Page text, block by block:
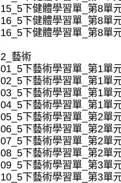
15_5下健體學習單_第8單
16_5下健體學習單_第8單
16_5下健體學習單_第8單
2_藝術
01_5下藝術學習單_第1單
02_5下藝術學習單_第1單
03_5下藝術學習單_第1單
04_5下藝術學習單_第1單
05_5下藝術學習單_第2單
06_5下藝術學習單_第2單
07_5下藝術學習單_第2單
08_5下藝術學習單_第2單
09_5下藝術學習單_第3單
10_5下藝術學習單_第3單